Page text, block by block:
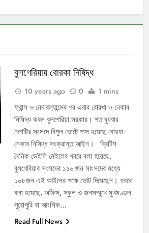
বুলগেরিয়ায় বোরকা নিষিদ্ধ
10 years ago 0 1 mins
ফ্রান্স ও নেদারল্যান্ডের পর এবার বোরখা ও নেকাব
নিষিদ্ধ করল বুলগেরিয়া সরকার। গত বুধবার
দেশটির সংসদে বিপুল ভোটে পাস হয়েছে বোরখা-
নেকাব নিষিদ্ধ সংক্রান্ত আইন। ব্রিটিশ
দৈনিক ডেইলি মেইলের খবরে বলা হয়েছে,
বুলগেরিয়ার সংসদের ১১৬ জন সাংসদের মধ্যে
১০৮জন এই আইনের পক্ষে ভোট দিয়েছেন। খবরে
বলা হয়েছে, অফিস, স্কুল ও জনসম্মুখে মুখমণ্ডল
পুরোপুরি বা আংশিক…
Read Full News